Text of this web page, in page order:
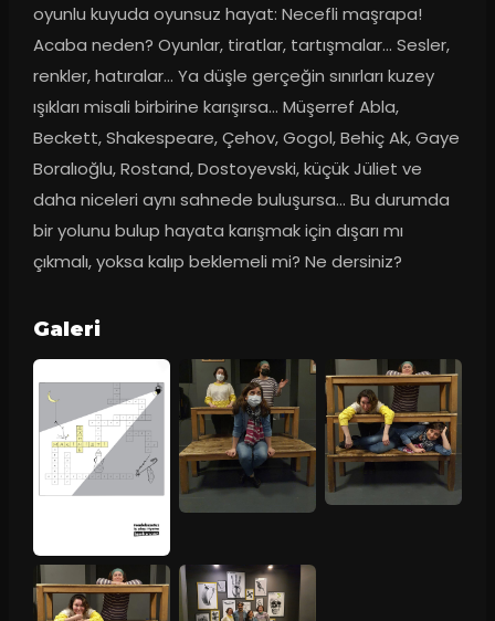
oyunlu kuyuda oyunsuz hayat: Necefli maşrapa!
Acaba neden? Oyunlar, tiratlar, tartışmalar... Sesler,
renkler, hatıralar… Ya düşle gerçeğin sınırları kuzey
ışıkları misali birbirine karışırsa… Müşerref Abla,
Beckett, Shakespeare, Çehov, Gogol, Behiç Ak, Gaye
Boralıoğlu, Rostand, Dostoyevski, küçük Jüliet ve
daha niceleri aynı sahnede buluşursa… Bu durumda
bir yolunu bulup hayata karışmak için dışarı mı
çıkmalı, yoksa kalıp beklemeli mi? Ne dersiniz?
Galeri